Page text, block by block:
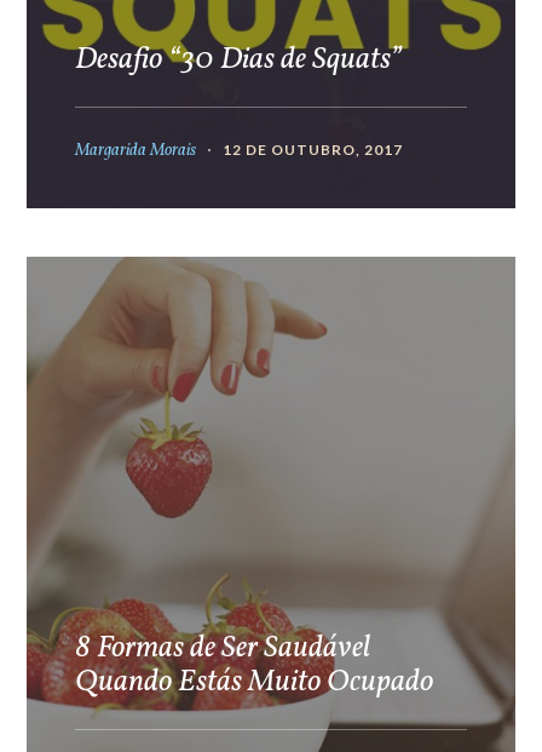
Desafio “30 Dias de Squats”
Margarida Morais 12 DE OUTUBRO, 2017
8 Formas de Ser Saudável
Quando Estás Muito Ocupado